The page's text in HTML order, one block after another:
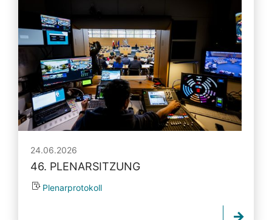
24.06.2026
46. PLENARSITZUNG
Plenarprotokoll